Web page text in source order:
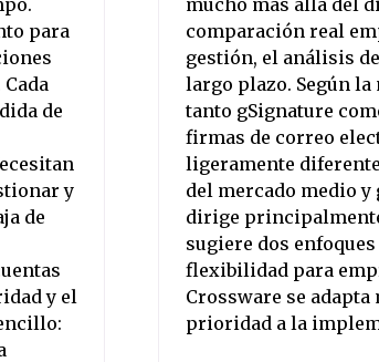
para
de
y
de
y el
comparación real
gestión, el análisis
largo plazo. Según
tanto gSignature
firmas de correo
ligeramente
del mercado medio y
dirige
sugiere dos
flexibilidad para
Crossware se
prioridad a la